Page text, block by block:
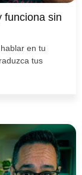
funciona sin
en tu
tus